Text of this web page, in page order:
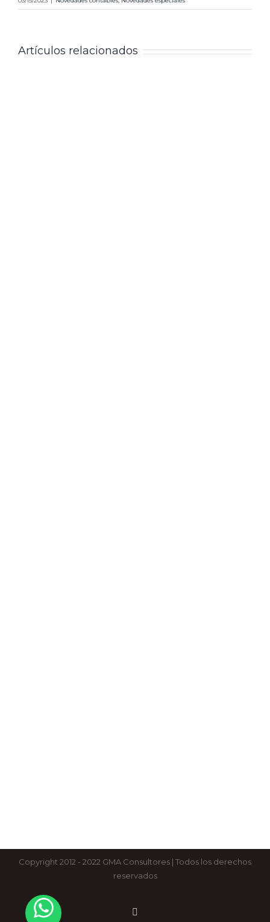
Artículos relacionados
Copyright 2012 - 2022 GMA Consultores | Todos los derechos
reservados